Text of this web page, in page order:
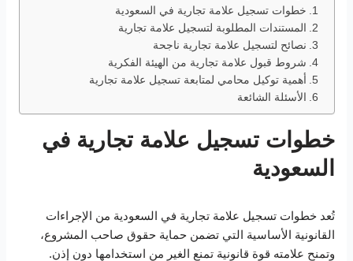
خطوات تسجيل علامة تجارية في السعودية
المستندات المطلوبة لتسجيل علامة تجارية
نصائح لتسجيل علامة تجارية ناجحة
شروط قبول علامة تجارية من الهيئة الفكرية
أهمية توكيل محامي لمتابعة تسجيل علامة تجارية
الأسئلة الشائعة
خطوات تسجيل علامة تجارية في
السعودية
تُعد خطوات تسجيل علامة تجارية في السعودية من الإجراءات
القانونية الأساسية التي تضمن حماية حقوق صاحب المشروع،
وتمنح علامته قوة قانونية تمنع الغير من استخدامها دون إذن.